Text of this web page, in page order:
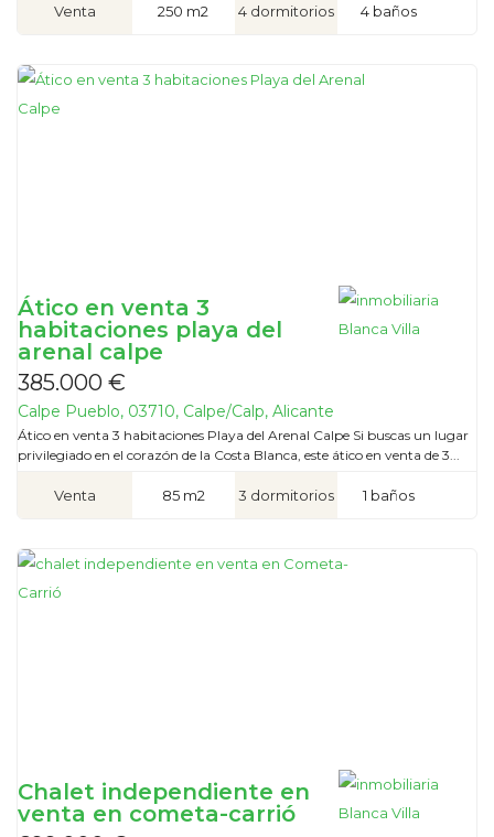
Venta 250 m2 4 dormitorios 4 baños
Ático en venta 3
habitaciones playa del
arenal calpe
385.000 €
Calpe Pueblo, 03710, Calpe/Calp, Alicante
Ático en venta 3 habitaciones Playa del Arenal Calpe Si buscas un lugar
privilegiado en el corazón de la Costa Blanca, este ático en venta de 3...
Venta 85 m2 3 dormitorios 1 baños
Chalet independiente en
venta en cometa-carrió